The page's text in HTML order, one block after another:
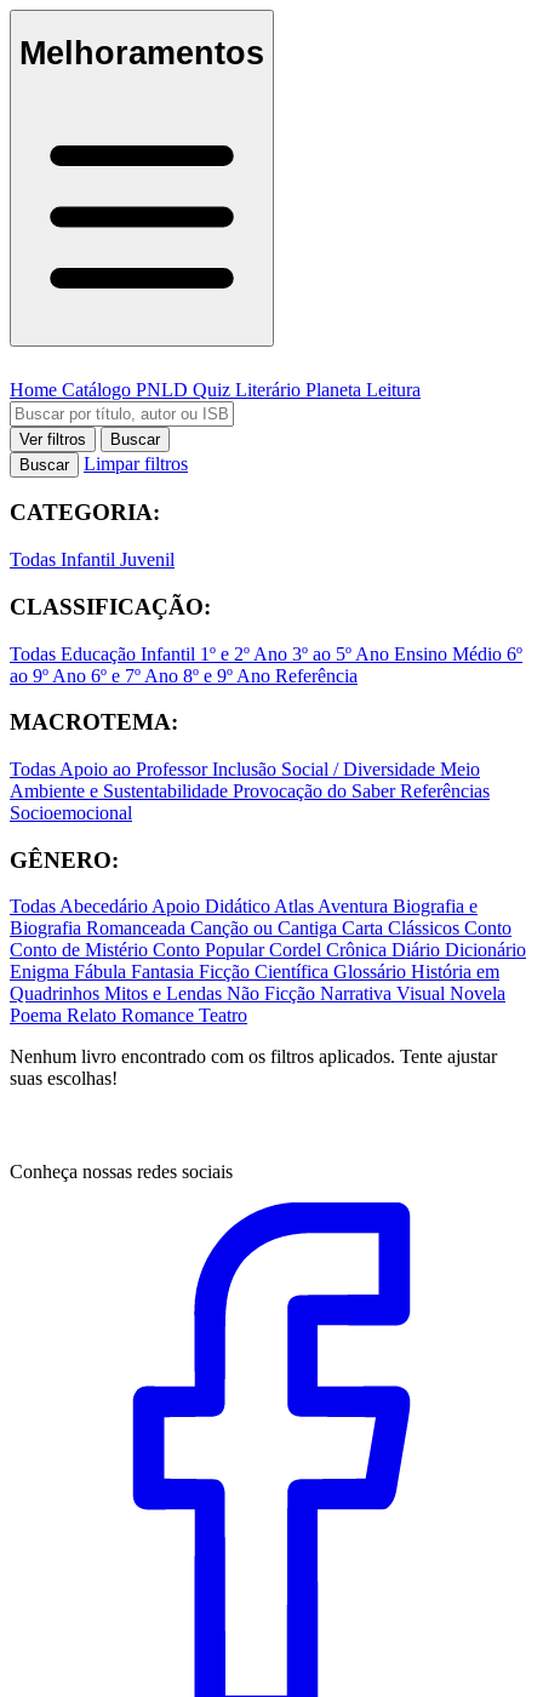
Melhoramentos
Home Catálogo PNLD Quiz Literário Planeta Leitura
Ver filtros
Buscar
Buscar
Limpar filtros
CATEGORIA:
Todas Infantil Juvenil
CLASSIFICAÇÃO:
Todas Educação Infantil 1º e 2º Ano 3º ao 5º Ano Ensino Médio 6º
ao 9º Ano 6º e 7º Ano 8º e 9º Ano Referência
MACROTEMA:
Todas Apoio ao ProfessorInclusão Social / Diversidade Meio
Ambiente e Sustentabilidade Provocação do SaberReferências
Socioemocional
GÊNERO:
TodasAbecedárioApoio DidáticoAtlasAventura Biografia e
Biografia Romanceada Canção ou Cantiga Carta Clássicos Conto
Conto de Mistério Conto PopularCordel Crônica Diário Dicionário
Enigma Fábula Fantasia Ficção Científica Glossário História em
Quadrinhos Mitos e Lendas Não Ficção Narrativa Visual Novela
Poema Relato Romance Teatro
Nenhum livro encontrado com os filtros aplicados. Tente ajustar
suas escolhas!
Conheça nossas redes sociais